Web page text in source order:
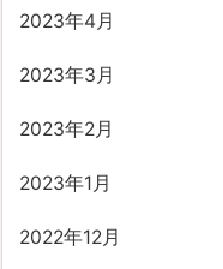
2023年4月
2023年3月
2023年2月
2023年1月
2022年12月